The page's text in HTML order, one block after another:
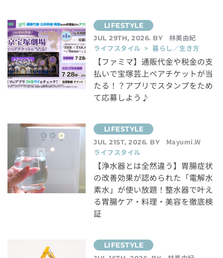
JUL 29TH, 2026. BY
林美由紀
ライフスタイル > 暮らし／生き方
【ファミマ】通販代金や税金の支
払いで宝塚芸上ペアチケットが当
たる！？アプリでスタンプをため
て応募しよう♪
JUL 21ST, 2026. BY
Mayumi.W
ライフスタイル
【浄水器とは全然違う】胃腸症状
の改善効果が認められた「電解水
素水」が使い放題！整水器で叶え
る胃腸ケア・料理・美容を徹底検
証